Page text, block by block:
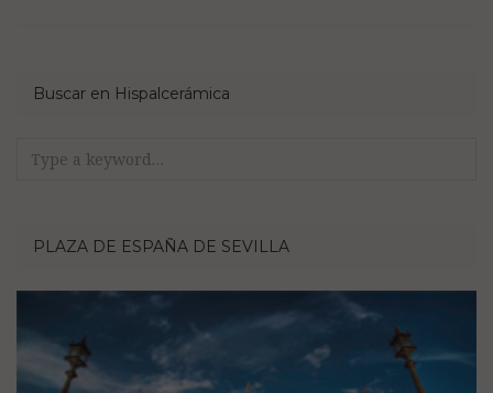
Buscar en Hispalcerámica
Search
PLAZA DE ESPAÑA DE SEVILLA